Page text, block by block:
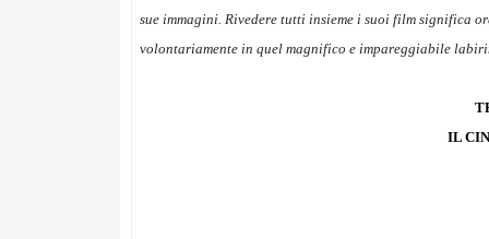
sue immagini. Rivedere tutti insieme i suoi film significa
volontariamente in quel magnifico e impareggiabile
IL